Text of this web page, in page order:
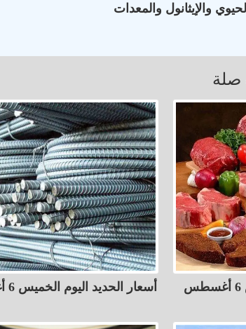
والإيثانول والمعدات
صلة
أسعار اللحوم اليوم الخميس 6 أغسطس
أسعار الحديد اليوم الخميس 6 أغسطس